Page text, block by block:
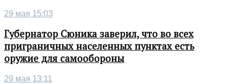
29 мая 15:03
Губернатор Сюника заверил, что во всех
приграничных населенных пунктах есть
оружие для самообороны
29 мая 13:11